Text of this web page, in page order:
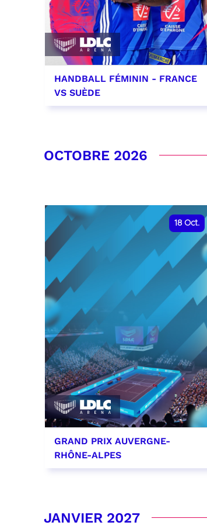
HANDBALL FÉMININ - FRANCE
VS SUÈDE
OCTOBRE 2026
18 Oct.
GRAND PRIX AUVERGNE-
RHÔNE-ALPES
JANVIER 2027